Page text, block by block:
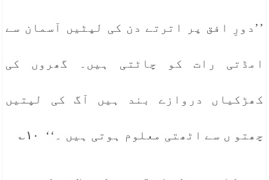
’’دورِ افق پر اترتے دن کی لپٹیں آسمان سے
امڈتی رات کو چاٹتی ہیں۔ گھروں کی
کھڑکیاں دروازے بند ہیں آگ کی لپتیں
چھتو ں سے اٹھتی معلوم ہوتی ہیں ۔‘‘ ۱۰؎